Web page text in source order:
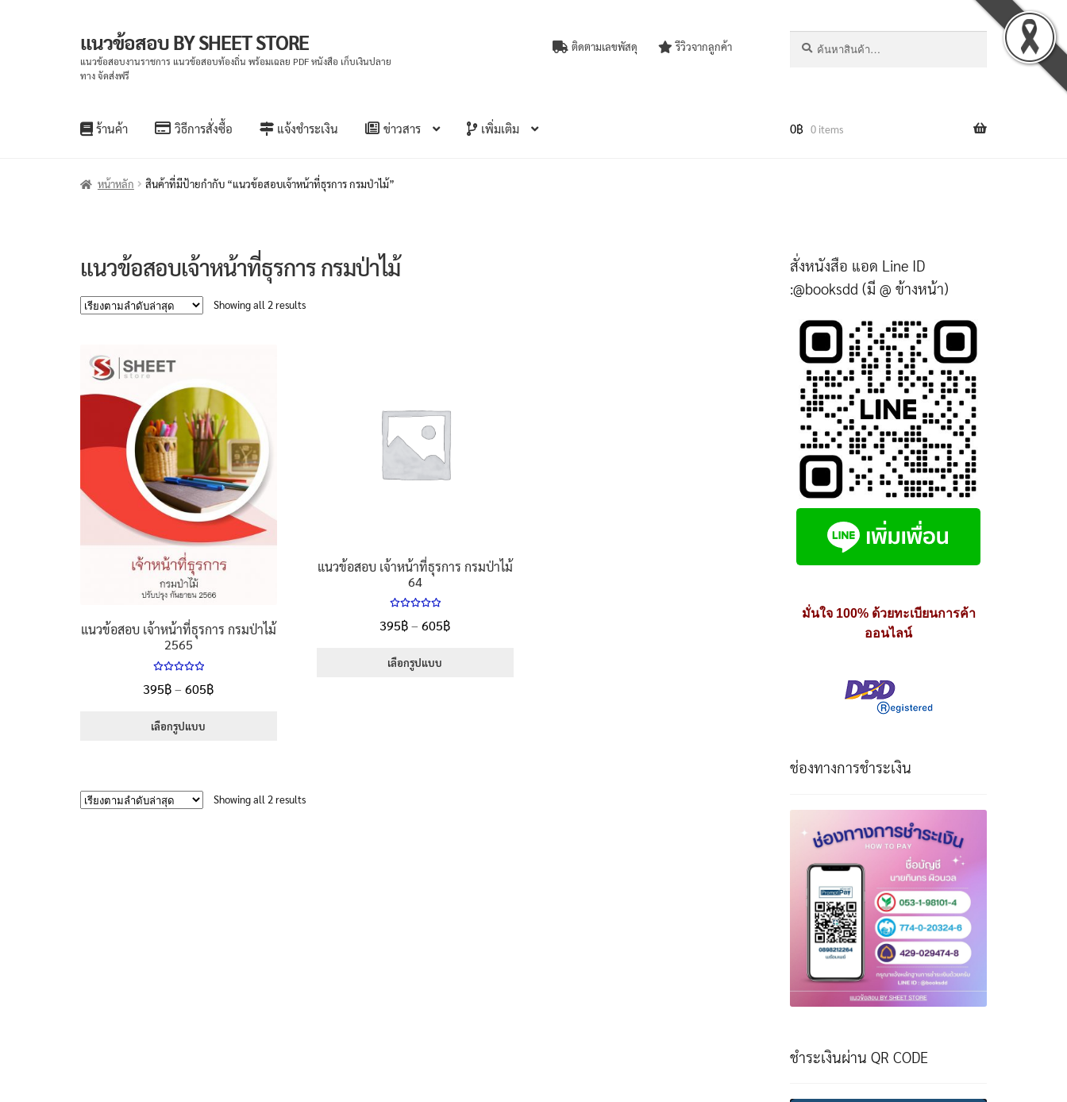
Skip
to
navigation
Skip
to
content
แนวข้อสอบ BY SHEET STORE
แนวข้อสอบงานราชการ แนวข้อสอบท้องถิ่น พร้อมเฉลย PDF หนังสือ เก็บเงินปลาย
ทาง จัดส่งฟรี
ติดตามเลขพัสดุ รีวิวจากลูกค้า
ร้านค้า วิธีการสั่งซื้อ แจ้งชำระเงิน ข่าวสาร เพิ่มเติม 0฿ 0 items
หน้าหลัก สินค้าที่มีป้ายกำกับ “แนวข้อสอบเจ้าหน้าที่ธุรการ กรมป่าไม้”
แนวข้อสอบเจ้าหน้าที่ธุรการ กรมป่าไม้
Showing all 2 resultsSorted
แนวข้อสอบ เจ้าหน้าที่ธุรการ กรมป่าไม้
2565
5.00 ตั้งแต่
395฿ – 605฿Price
เลือกรูปแบบ
multiple
แนวข้อสอบ เจ้าหน้าที่ธุรการ กรมป่าไม้
64
5.00
ตั้งแต่
395฿ – 605฿Price
เลือกรูปแบบ
Showing all 2 resultsSorted
สั่งหนังสือ แอด Line ID
:@booksdd (มี @ ข้างหน้า)
มั่นใจ 100% ด้วยทะเบียนการค้า
ออนไลน์
ช่องทางการชำระเงิน
ชำระเงินผ่าน QR CODE